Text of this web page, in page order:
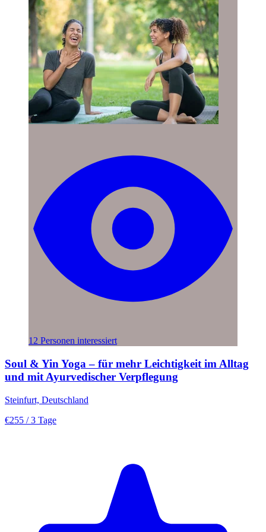
12 Personen interessiert
Soul & Yin Yoga – für mehr Leichtigkeit im Alltag
und mit Ayurvedischer Verpflegung
Steinfurt, Deutschland
€255 / 3 Tage